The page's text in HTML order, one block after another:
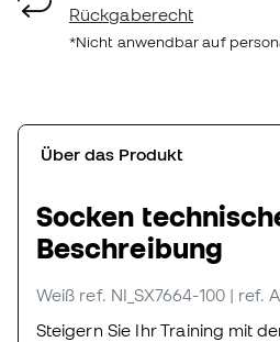
Rückgaberecht
*Nicht anwendbar auf
Über das Produkt
Socken
Beschreibung
Weiß ref. NI_SX7664-100 | ref.
Steigern Sie Ihr Training mit